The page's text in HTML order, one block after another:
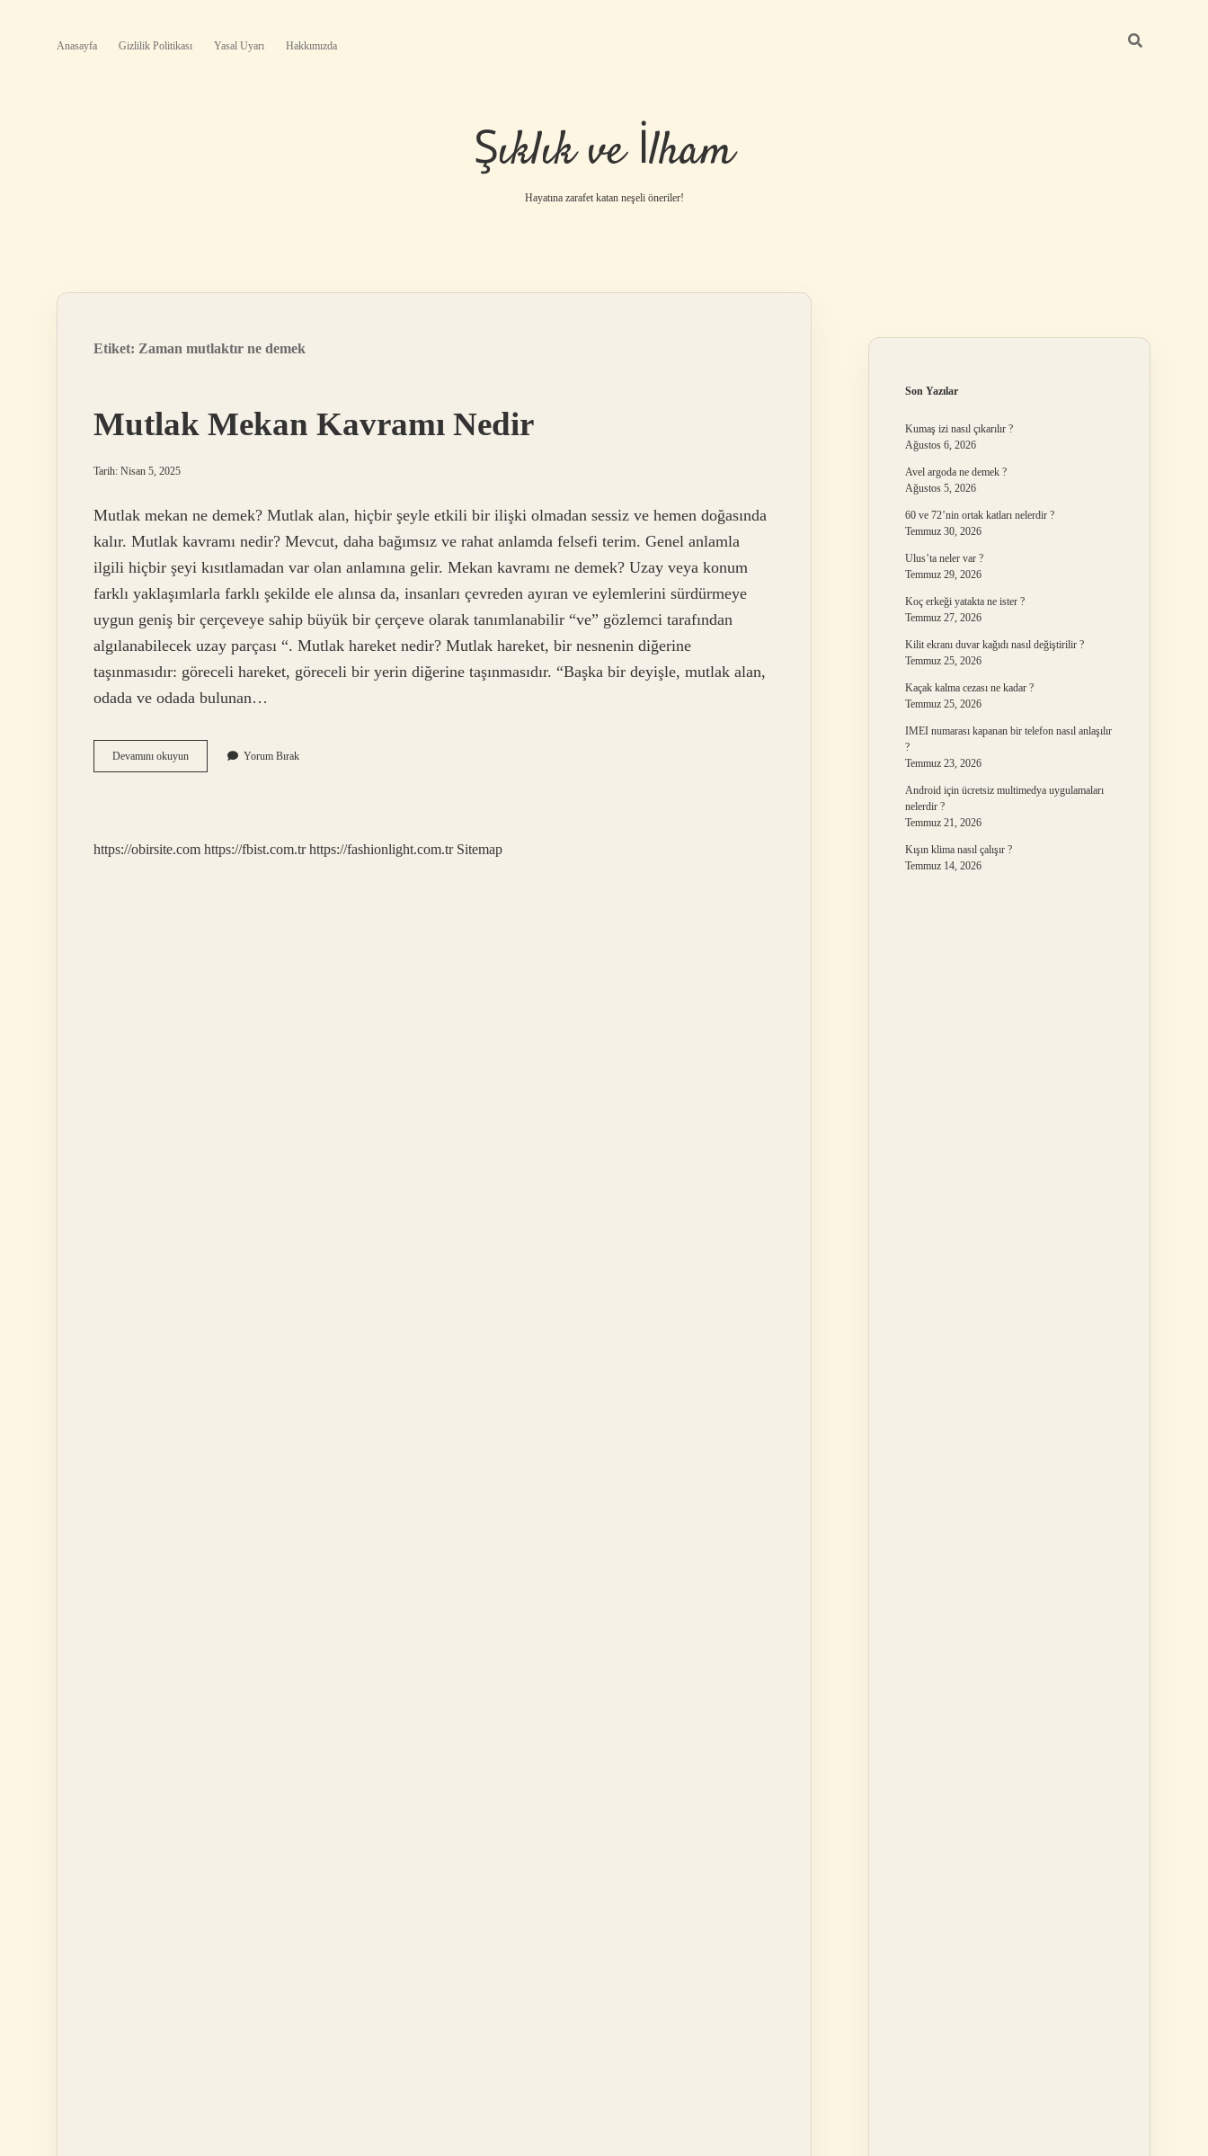
Anasayfa Gizlilik Politikası Yasal Uyarı Hakkımızda
Şıklık ve İlham
Hayatına zarafet katan neşeli öneriler!
Etiket: Zaman mutlaktır ne demek
Mutlak Mekan Kavramı Nedir
Tarih: Nisan 5, 2025
Mutlak mekan ne demek? Mutlak alan, hiçbir şeyle etkili bir ilişki olmadan sessiz ve hemen doğasında
kalır. Mutlak kavramı nedir? Mevcut, daha bağımsız ve rahat anlamda felsefi terim. Genel anlamla
ilgili hiçbir şeyi kısıtlamadan var olan anlamına gelir. Mekan kavramı ne demek? Uzay veya konum
farklı yaklaşımlarla farklı şekilde ele alınsa da, insanları çevreden ayıran ve eylemlerini sürdürmeye
uygun geniş bir çerçeveye sahip büyük bir çerçeve olarak tanımlanabilir “ve” gözlemci tarafından
algılanabilecek uzay parçası “. Mutlak hareket nedir? Mutlak hareket, bir nesnenin diğerine
taşınmasıdır: göreceli hareket, göreceli bir yerin diğerine taşınmasıdır. “Başka bir deyişle, mutlak alan,
odada ve odada bulunan…
Devamını okuyunMutlak
Mekan
Yorum Bırak
https://obirsite.com https://fbist.com.tr https://fashionlight.com.tr Sitemap
Son Yazılar
Kumaş izi nasıl çıkarılır ?
Ağustos 6, 2026
Avel argoda ne demek ?
Ağustos 5, 2026
60 ve 72’nin ortak katları nelerdir ?
Temmuz 30, 2026
Ulus’ta neler var ?
Temmuz 29, 2026
Koç erkeği yatakta ne ister ?
Temmuz 27, 2026
Kilit ekranı duvar kağıdı nasıl değiştirilir ?
Temmuz 25, 2026
Kaçak kalma cezası ne kadar ?
Temmuz 25, 2026
IMEI numarası kapanan bir telefon nasıl anlaşılır
?
Temmuz 23, 2026
Android için ücretsiz multimedya uygulamaları
nelerdir ?
Temmuz 21, 2026
Kışın klima nasıl çalışır ?
Temmuz 14, 2026